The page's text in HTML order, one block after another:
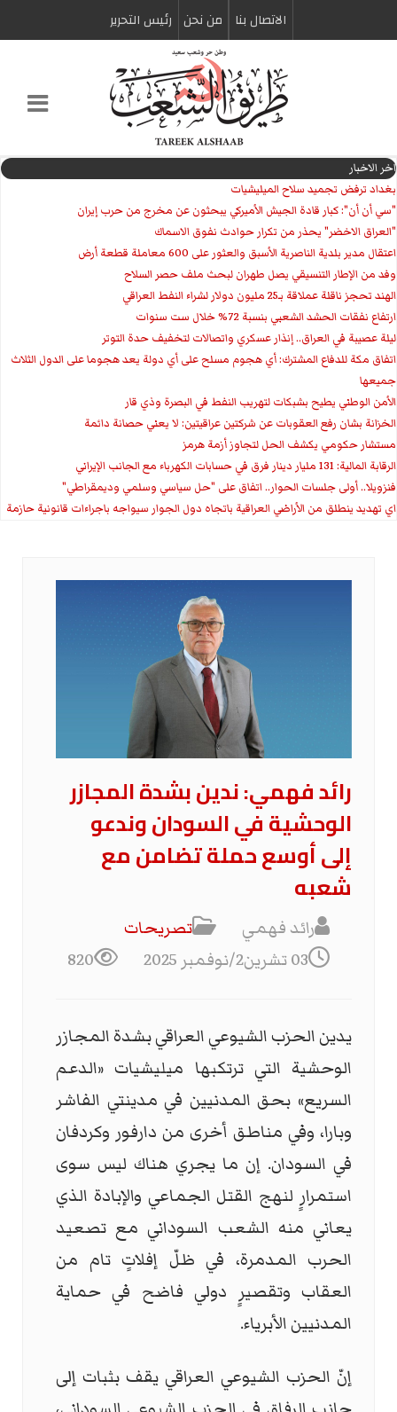
الاتصال بنا من نحن رئیس التحریر
اخر الاخبار
بغداد ترفض تجميد سلاح الميليشيات
"سي أن أن": كبار قادة الجيش الأميركي يبحثون عن مخرج من حرب إيران
"العراق الاخضر" يحذر من تكرار حوادث نفوق الاسماك
اعتقال مدير بلدية الناصرية الأسبق والعثور على 600 معاملة قطعة أرض
وفد من الإطار التنسيقي يصل طهران لبحث ملف حصر السلاح
الهند تحجز ناقلة عملاقة بـ25 مليون دولار لشراء النفط العراقي
ارتفاع نفقات الحشد الشعبي بنسبة 72% خلال ست سنوات
ليلة عصيبة في العراق.. إنذار عسكري واتصالات لتخفيف حدة التوتر
‏اتفاق مكة للدفاع المشترك: أي هجوم مسلح على أي دولة يعد هجوما على الدول الثلاث
جميعها
الأمن الوطني يطيح بشبكات لتهريب النفط في البصرة وذي قار
الخزانة بشان رفع العقوبات عن شركتين عراقيتين: لا يعني حصانة دائمة
مستشار حكومي يكشف الحل لتجاوز أزمة هرمز
الرقابة المالية: 131 مليار دينار فرق في حسابات الكهرباء مع الجانب الإيراني
فنزويلا.. أولى جلسات الحوار.. اتفاق على "حل سياسي وسلمي وديمقراطي"
اي تهديد ينطلق من الأراضي العراقية باتجاه دول الجوار سيواجه باجراءات قانونية حازمة
رائد فهمي: ندين بشدة المجازر
الوحشية في السودان وندعو
إلى أوسع حملة تضامن مع
شعبه
رائد فهمي
تصریحات
03 تشرين2/نوفمبر 2025
820
يدين الحزب الشيوعي العراقي بشدة المجازر
الوحشية التي ترتكبها ميليشيات «الدعم
السريع» بحق المدنيين في مدينتي الفاشر
وبارا، وفي مناطق أخرى من دارفور وكردفان
في السودان. إن ما يجري هناك ليس سوى
استمرارٍ لنهج القتل الجماعي والإبادة الذي
يعاني منه الشعب السوداني مع تصعيد
الحرب المدمرة، في ظلّ إفلاتٍ تام من
العقاب وتقصيرٍ دولي فاضح في حماية
المدنيين الأبرياء.
إنّ الحزب الشيوعي العراقي يقف بثبات إلى